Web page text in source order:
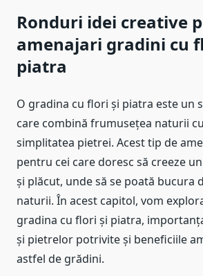
Ronduri idei creative
amenajari gradini cu
piatra
O gradina cu flori și piatra este un
care combină frumusețea naturii
simplitatea pietrei. Acest tip de
pentru cei care doresc să creeze
și plăcut, unde să se poată bucura
naturii. În acest capitol, vom
gradina cu flori și piatra,
și pietrelor potrivite și beneficiile
astfel de grădini.